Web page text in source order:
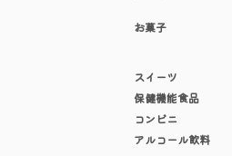
お菓子
スイーツ
保健機能食品
コンビニ
アルコール飲料